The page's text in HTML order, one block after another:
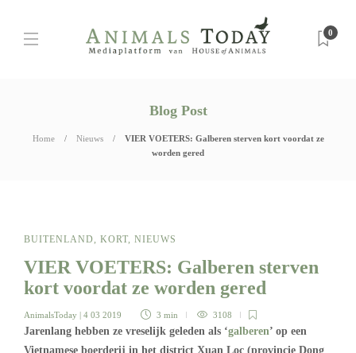
0
Blog Post
Home Nieuws
VIER VOETERS: Galberen sterven kort voordat ze
worden gered
BUITENLAND, KORT, NIEUWS
VIER VOETERS: Galberen sterven
kort voordat ze worden gered
AnimalsToday | 4 03 2019 3 min 3108
Jarenlang hebben ze vreselijk geleden als ‘galberen’ op een
Vietnamese boerderij in het district Xuan Loc (provincie Dong